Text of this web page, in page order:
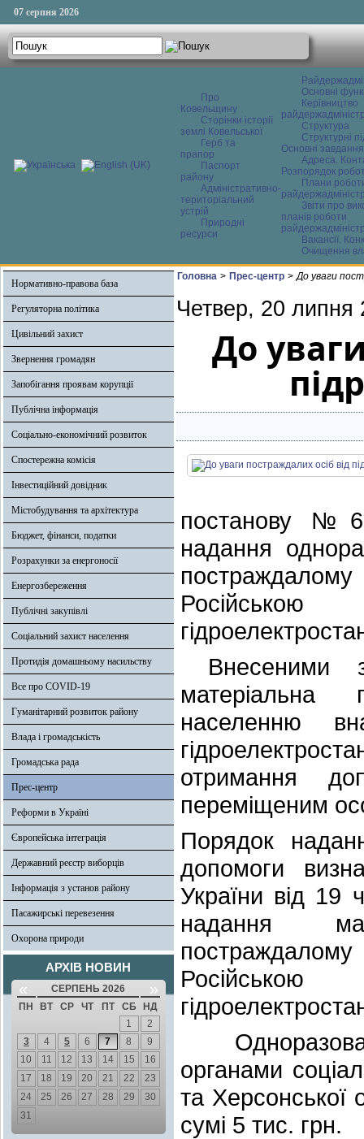
07 серпня 2026
Про
Ковельщину
Сторінки історії
землі Ковельської
Герб та
прапор
Паспорт
району
Адміністративно-
територіальний
устрій
Природні
ресурси
Основні
Керівництво
Структура
Структурні
Основні завдання
Адреса.
Розпорядок
Плани
Звіти про
планів роботи
Вакансії.
Очищення
Нормативно-правова база
Регуляторна політика
Цивільний захист
Звернення громадян
Запобігання проявам корупції
Публічна інформація
Соціально-економічний розвиток
Спостережна комісія
Інвестиційний довідник
Містобудування та архітектура
Бюджет, фінанси, податки
Розрахунки за енергоносії
Енергозбереження
Публічні закупівлі
Соціальний захист населення
Протидія домашньому насильству
Все про COVID-19
Гуманітарний розвиток району
Влада і громадськість
Громадська рада
Прес-центр
Реформи в Україні
Європейська інтеграція
Державний реєстр виборців
Інформація з установ району
Пасажирські перевезення
Охорона природи
АРХІВ НОВИН
« СЕРПЕНЬ 2026 »
ПН ВТ СР ЧТ ПТ СБ
НД
1
2
3
4 5 6 7 8
9
10
11 12 13 14 15
16
17
18 19 20 21 22
23
24
25 26 27 28 29
30
31
Головна > Прес-центр > До уваги
Четвер, 20 липня
До
постанову
надання
Російською
Внесеними
матеріальна
населенню
отримання
переміщеним
Порядок
допомоги
України від 19
надання
Російською
Одноразова
органами
та Херсонської
сумі 5 тис. грн.